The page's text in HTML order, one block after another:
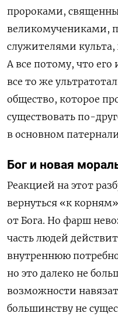
пророками,
великомучениками,
служителями
А все потому, что его
все то же
общество, которое
существовать по-
в основном
Бог и новая
Реакцией на этот
вернуться «к
от Бога. Но фарш
часть людей
внутреннюю
но это далеко не
возможности
большинству не